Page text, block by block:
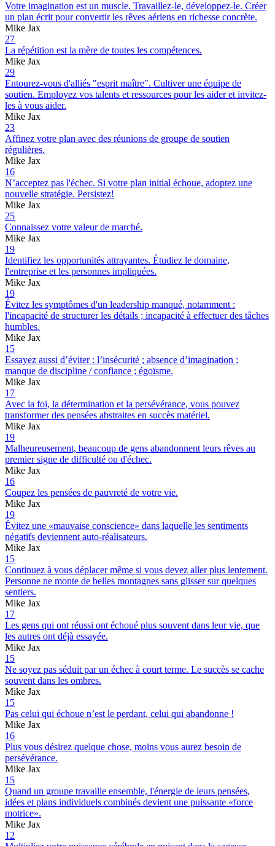
Votre imagination est un muscle. Travaillez-le, développez-le. Créer
un plan écrit pour convertir les rêves aériens en richesse concrète.
Mike Jax
27
La répétition est la mère de toutes les compétences.
Mike Jax
29
Entourez-vous d'alliés "esprit maître". Cultiver une équipe de
soutien. Employez vos talents et ressources pour les aider et invitez-
les à vous aider.
Mike Jax
23
Affinez votre plan avec des réunions de groupe de soutien
régulières.
Mike Jax
16
N’acceptez pas l'échec. Si votre plan initial échoue, adoptez une
nouvelle stratégie. Persistez!
Mike Jax
25
Connaissez votre valeur de marché.
Mike Jax
19
Identifiez les opportunités attrayantes. Étudiez le domaine,
l'entreprise et les personnes impliquées.
Mike Jax
19
Évitez les symptômes d'un leadership manqué, notamment :
l'incapacité de structurer les détails ; incapacité à effectuer des tâches
humbles.
Mike Jax
15
Essayez aussi d’éviter : l’insécurité ; absence d’imagination ;
manque de discipline / confiance ; égoïsme.
Mike Jax
17
Avec la foi, la détermination et la persévérance, vous pouvez
transformer des pensées abstraites en succès matériel.
Mike Jax
19
Malheureusement, beaucoup de gens abandonnent leurs rêves au
premier signe de difficulté ou d'échec.
Mike Jax
16
Coupez les pensées de pauvreté de votre vie.
Mike Jax
19
Évitez une «mauvaise conscience» dans laquelle les sentiments
négatifs deviennent auto-réalisateurs.
Mike Jax
15
Continuez à vous déplacer même si vous devez aller plus lentement.
Personne ne monte de belles montagnes sans glisser sur quelques
sentiers.
Mike Jax
17
Les gens qui ont réussi ont échoué plus souvent dans leur vie, que
les autres ont déjà essayée.
Mike Jax
15
Ne soyez pas séduit par un échec à court terme. Le succès se cache
souvent dans les ombres.
Mike Jax
15
Pas celui qui échoue n’est le perdant, celui qui abandonne !
Mike Jax
16
Plus vous désirez quelque chose, moins vous aurez besoin de
persévérance.
Mike Jax
15
Quand un groupe travaille ensemble, l'énergie de leurs pensées,
idées et plans individuels combinés devient une puissante «force
motrice».
Mike Jax
12